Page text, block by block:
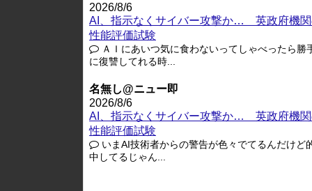
2026/8/6
AI、指示なくサイバー攻撃か… 英政府機
性能評価試験
ＡＩにあいつ気に食わないってしゃべったら勝
に復讐してれる時...
名無し@ニュー即
2026/8/6
AI、指示なくサイバー攻撃か… 英政府機
性能評価試験
いまAI技術者からの警告が色々でてるんだけど
中してるじゃん...